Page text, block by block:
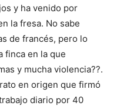
y ha venido por
la fresa. No sabe
de francés, pero lo
finca en la que
y mucha violencia??.
en origen que firmó
diario por 40